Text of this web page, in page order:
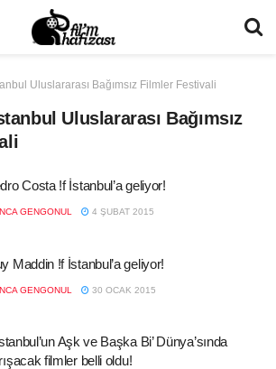
Uluslararası Bağımsız Filmler Festivali
Uluslararası Bağımsız
Costa !f İstanbul’a geliyor!
GENGONUL 4 ŞUBAT 2015
Maddin !f İstanbul’a geliyor!
GENGONUL 30 OCAK 2015
Aşk ve Başka Bi’ Dünya’sında
filmler belli oldu!